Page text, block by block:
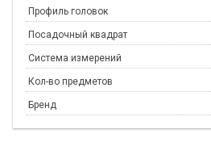
Профиль головок
Посадочный квадрат
Система измерений
Кол-во предметов
Бренд